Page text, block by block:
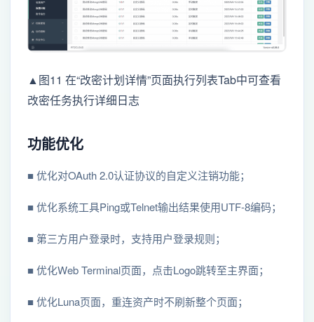
▲图11 在“改密计划详情”页面执行列表Tab中可查看
改密任务执行详细日志
功能优化
■ 优化对OAuth 2.0认证协议的自定义注销功能；
■ 优化系统工具Ping或Telnet输出结果使用UTF-8编码；
■ 第三⽅⽤户登录时，支持⽤户登录规则；
■ 优化Web Terminal页面，点击Logo跳转至主界面；
■ 优化Luna页面，重连资产时不刷新整个页面；